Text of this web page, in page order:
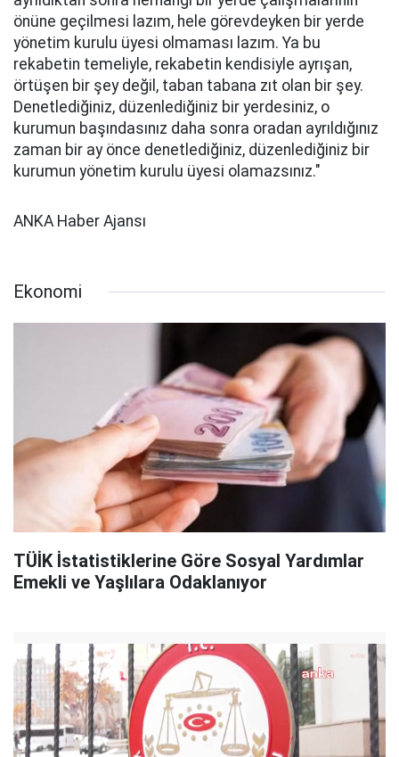
önüne geçilmesi lazım, hele görevdeyken bir yerde
yönetim kurulu üyesi olmaması lazım. Ya bu
rekabetin temeliyle, rekabetin kendisiyle ayrışan,
örtüşen bir şey değil, taban tabana zıt olan bir şey.
Denetlediğiniz, düzenlediğiniz bir yerdesiniz, o
kurumun başındasınız daha sonra oradan ayrıldığınız
zaman bir ay önce denetlediğiniz, düzenlediğiniz bir
kurumun yönetim kurulu üyesi olamazsınız."
ANKA Haber Ajansı
Ekonomi
TÜİK İstatistiklerine Göre Sosyal Yardımlar
Emekli ve Yaşlılara Odaklanıyor